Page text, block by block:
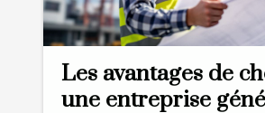
Les avantages de
une entreprise